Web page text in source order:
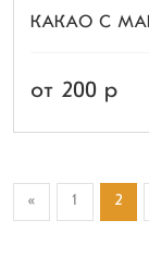
КАКАО С
от 200 p
« 1 2